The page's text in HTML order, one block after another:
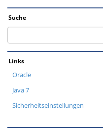
Suche
Links
Oracle
Java 7
Sicherheitseinstellungen